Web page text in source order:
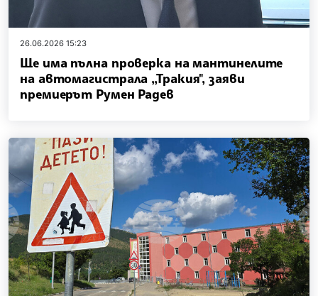
26.06.2026 15:23
Ще има пълна проверка на мантинелите
на автомагистрала „Тракия", заяви
премиерът Румен Радев